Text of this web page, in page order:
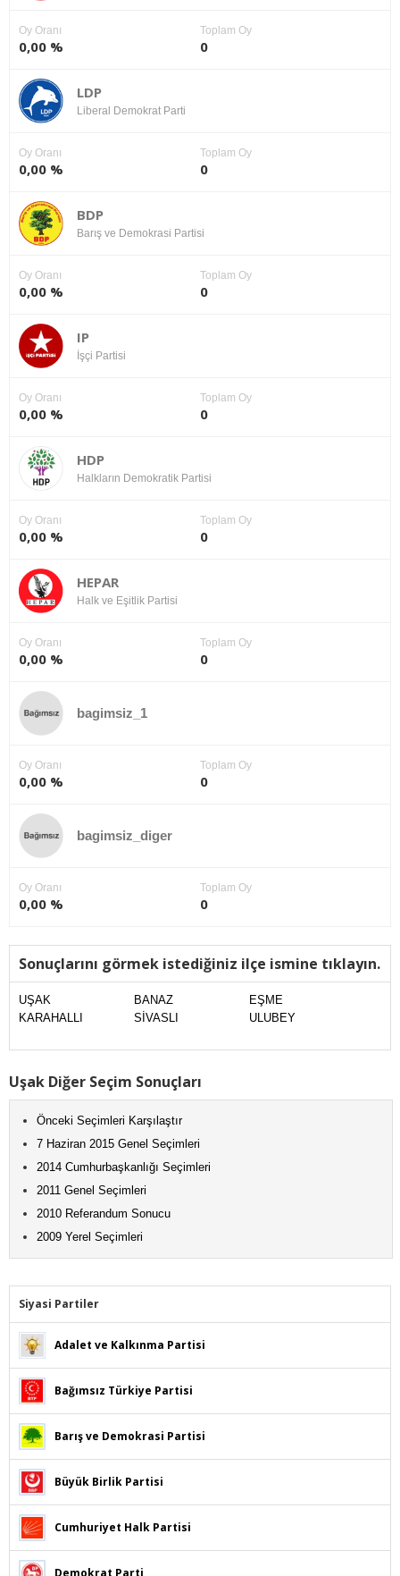
Oy Oranı
0,00 %
Toplam Oy
0
LDP
Liberal Demokrat Parti
Oy Oranı
0,00 %
Toplam Oy
0
BDP
Barış ve Demokrasi Partisi
Oy Oranı
0,00 %
Toplam Oy
0
IP
İşçi Partisi
Oy Oranı
0,00 %
Toplam Oy
0
HDP
Halkların Demokratik Partisi
Oy Oranı
0,00 %
Toplam Oy
0
HEPAR
Halk ve Eşitlik Partisi
Oy Oranı
0,00 %
Toplam Oy
0
bagimsiz_1
Oy Oranı
0,00 %
Toplam Oy
0
bagimsiz_diger
Oy Oranı
0,00 %
Toplam Oy
0
Sonuçlarını görmek istediğiniz ilçe ismine tıklayın.
UŞAK BANAZ
EŞME
KARAHALLI
SİVASLI ULUBEY
Uşak Diğer Seçim Sonuçları
Önceki Seçimleri Karşılaştır
7 Haziran 2015 Genel Seçimleri
2014 Cumhurbaşkanlığı Seçimleri
2011 Genel Seçimleri
2010 Referandum Sonucu
2009 Yerel Seçimleri
Siyasi Partiler
Adalet ve Kalkınma Partisi
Bağımsız Türkiye Partisi
Barış ve Demokrasi Partisi
Büyük Birlik Partisi
Cumhuriyet Halk Partisi
Demokrat Parti